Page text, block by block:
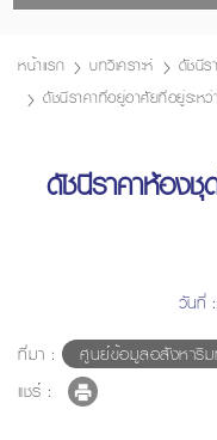
หน้าแรก บทวิเคราะห์
ดัชนีร
ดัชนีราคาที่อยู่อาศัยที่อยู่ระห
ดัชนีราคาห้อง
วันที่
ที่มา :
ศูนย์ข้อมูลอสังหาริ
แชร์ :